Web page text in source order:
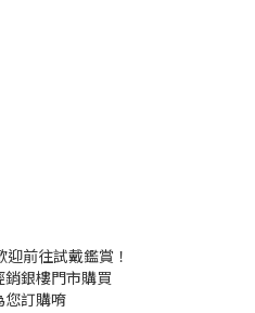
前往試戴鑑賞！
銀樓門市購買
您訂購唷